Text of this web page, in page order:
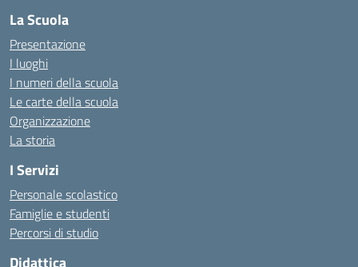
La Scuola
Presentazione
I luoghi
I numeri della scuola
Le carte della scuola
Organizzazione
La storia
I Servizi
Personale scolastico
Famiglie e studenti
Percorsi di studio
Didattica